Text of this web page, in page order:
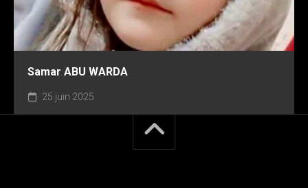
Samar ABU WARDA
25 juin 2025